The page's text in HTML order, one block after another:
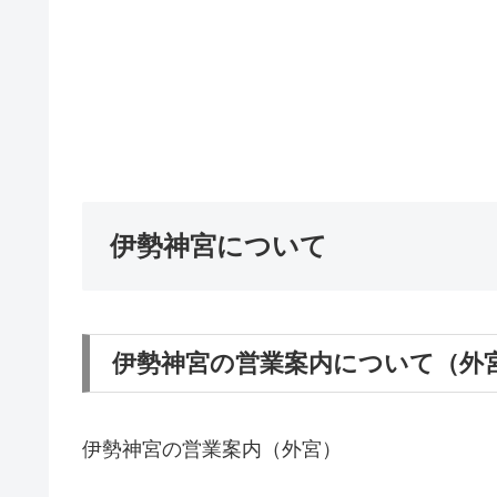
伊勢神宮について
伊勢神宮の営業案内について（外
伊勢神宮の営業案内（外宮）